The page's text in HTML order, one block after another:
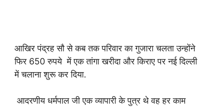
आखिर पंद्रह सौ से कब तक परिवार का गुजारा चलता उन्होंने
फिर 650 रुपये में एक तांगा खरीदा और किराए पर नई दिल्ली
में चलाना शुरू कर दिया.
आदरणीय धर्मपाल जी एक व्यापारी के पुत्र थे वह हर काम